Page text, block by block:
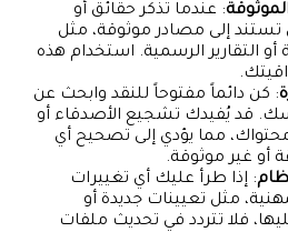
: عندما تذكر حقائق أو
تستند إلى مصادر موثوقة، مثل
أو التقارير الرسمية. استخدام هذه
: كن دائماً مفتوحاً للنقد وابحث عن
قد يُفيدك تشجيع الأصدقاء أو
محتواك، مما يؤدي إلى تصحيح أي
أو غير موثوقة.
: إذا طرأ عليك أي تغييرات
مثل تعيينات جديدة أو
فلا تتردد في تحديث ملفات